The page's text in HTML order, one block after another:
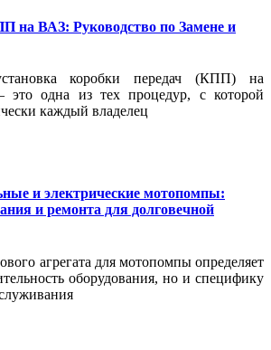
на ВАЗ: Руководство по Замене и
коробки передач (КПП) на
это одна из тех процедур, с которой
каждый владелец
и электрические мотопомпы:
и ремонта для долговечной
агрегата для мотопомпы определяет
оборудования, но и специфику